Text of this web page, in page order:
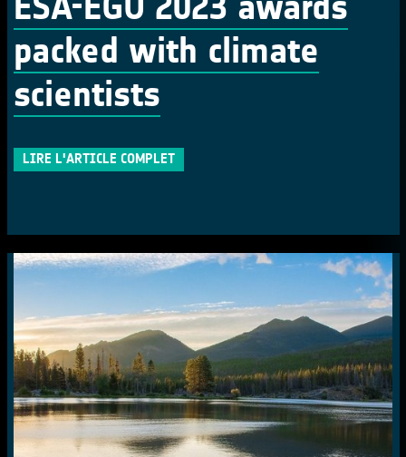
packed with climate
scientists
LIRE L'ARTICLE COMPLET